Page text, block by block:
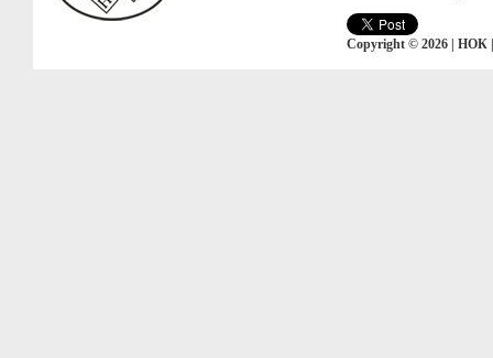
Copyright © 2026 | НОК